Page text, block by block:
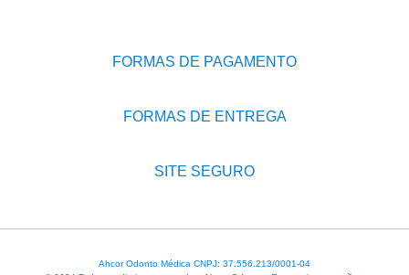
FORMAS DE PAGAMENTO
FORMAS DE ENTREGA
SITE SEGURO
Ahcor Odonto Médica CNPJ: 37.556.213/0001-04